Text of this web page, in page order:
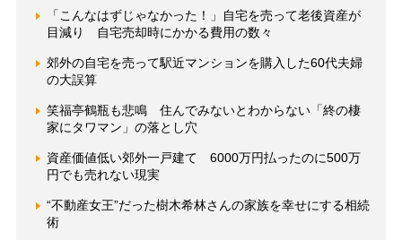
「こんなはずじゃなかった！」自宅を売って老後資産が
目減り 自宅売却時にかかる費用の数々
郊外の自宅を売って駅近マンションを購入した60代夫婦
の大誤算
笑福亭鶴瓶も悲鳴 住んでみないとわからない「終の棲
家にタワマン」の落とし穴
資産価値低い郊外一戸建て 6000万円払ったのに500万
円でも売れない現実
“不動産女王”だった樹木希林さんの家族を幸せにする相続
術